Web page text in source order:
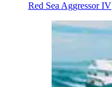
Red Sea Aggressor IV